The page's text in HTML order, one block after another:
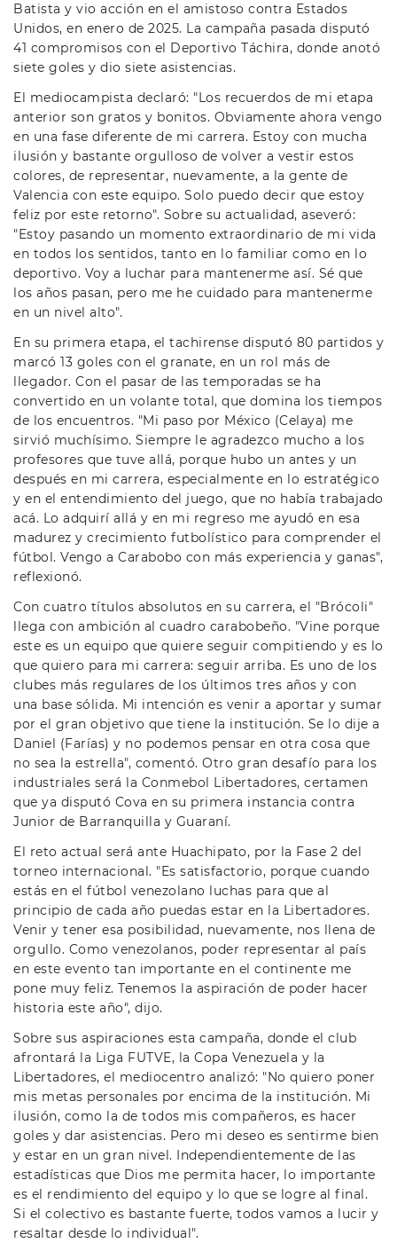
Batista y vio acción en el amistoso contra Estados
Unidos, en enero de 2025. La campaña pasada disputó
41 compromisos con el Deportivo Táchira, donde anotó
siete goles y dio siete asistencias.
El mediocampista declaró: "Los recuerdos de mi etapa
anterior son gratos y bonitos. Obviamente ahora vengo
en una fase diferente de mi carrera. Estoy con mucha
ilusión y bastante orgulloso de volver a vestir estos
colores, de representar, nuevamente, a la gente de
Valencia con este equipo. Solo puedo decir que estoy
feliz por este retorno". Sobre su actualidad, aseveró:
"Estoy pasando un momento extraordinario de mi vida
en todos los sentidos, tanto en lo familiar como en lo
deportivo. Voy a luchar para mantenerme así. Sé que
los años pasan, pero me he cuidado para mantenerme
en un nivel alto".
En su primera etapa, el tachirense disputó 80 partidos y
marcó 13 goles con el granate, en un rol más de
llegador. Con el pasar de las temporadas se ha
convertido en un volante total, que domina los tiempos
de los encuentros. "Mi paso por México (Celaya) me
sirvió muchísimo. Siempre le agradezco mucho a los
profesores que tuve allá, porque hubo un antes y un
después en mi carrera, especialmente en lo estratégico
y en el entendimiento del juego, que no había trabajado
acá. Lo adquirí allá y en mi regreso me ayudó en esa
madurez y crecimiento futbolístico para comprender el
fútbol. Vengo a Carabobo con más experiencia y ganas",
reflexionó.
Con cuatro títulos absolutos en su carrera, el "Brócoli"
llega con ambición al cuadro carabobeño. "Vine porque
este es un equipo que quiere seguir compitiendo y es lo
que quiero para mi carrera: seguir arriba. Es uno de los
clubes más regulares de los últimos tres años y con
una base sólida. Mi intención es venir a aportar y sumar
por el gran objetivo que tiene la institución. Se lo dije a
Daniel (Farías) y no podemos pensar en otra cosa que
no sea la estrella", comentó. Otro gran desafío para los
industriales será la Conmebol Libertadores, certamen
que ya disputó Cova en su primera instancia contra
Junior de Barranquilla y Guaraní.
El reto actual será ante Huachipato, por la Fase 2 del
torneo internacional. "Es satisfactorio, porque cuando
estás en el fútbol venezolano luchas para que al
principio de cada año puedas estar en la Libertadores.
Venir y tener esa posibilidad, nuevamente, nos llena de
orgullo. Como venezolanos, poder representar al país
en este evento tan importante en el continente me
pone muy feliz. Tenemos la aspiración de poder hacer
historia este año", dijo.
Sobre sus aspiraciones esta campaña, donde el club
afrontará la Liga FUTVE, la Copa Venezuela y la
Libertadores, el mediocentro analizó: "No quiero poner
mis metas personales por encima de la institución. Mi
ilusión, como la de todos mis compañeros, es hacer
goles y dar asistencias. Pero mi deseo es sentirme bien
y estar en un gran nivel. Independientemente de las
estadísticas que Dios me permita hacer, lo importante
es el rendimiento del equipo y lo que se logre al final.
Si el colectivo es bastante fuerte, todos vamos a lucir y
resaltar desde lo individual".